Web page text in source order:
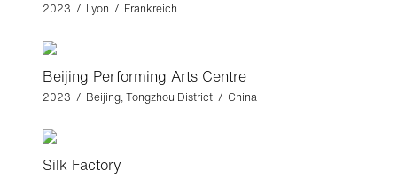
2023 / Lyon / Frankreich
Beijing Performing Arts Centre
2023 / Beijing, Tongzhou District / China
Silk Factory